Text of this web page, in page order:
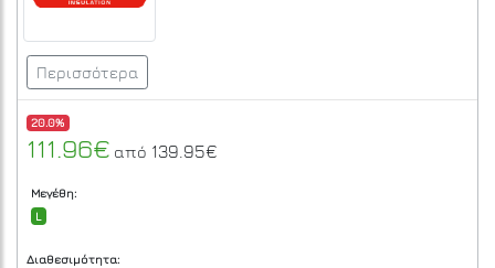
Περισσότερα
20.0%
111.96€ από 139.95€
Μεγέθη:
L
Διαθεσιμότητα: